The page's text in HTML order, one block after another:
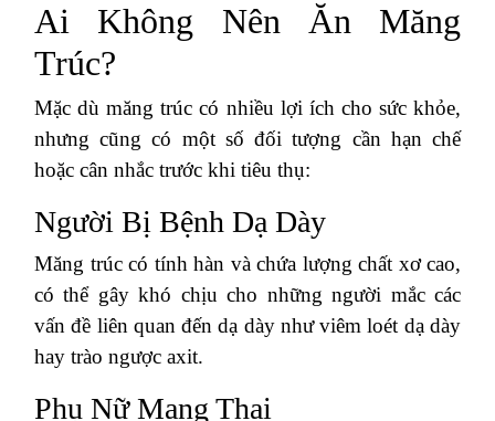
Ai Không Nên Ăn Măng
Trúc?
Mặc dù măng trúc có nhiều lợi ích cho sức khỏe,
nhưng cũng có một số đối tượng cần hạn chế
hoặc cân nhắc trước khi tiêu thụ:
Người Bị Bệnh Dạ Dày
Măng trúc có tính hàn và chứa lượng chất xơ cao,
có thể gây khó chịu cho những người mắc các
vấn đề liên quan đến dạ dày như viêm loét dạ dày
hay trào ngược axit.
Phụ Nữ Mang Thai